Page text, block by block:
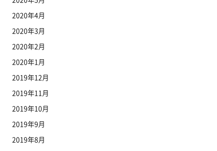
2020年4月
2020年3月
2020年2月
2020年1月
2019年12月
2019年11月
2019年10月
2019年9月
2019年8月